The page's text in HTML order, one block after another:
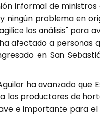
informal de
ningún problema en
los análisis" para
afectado a personas
en San
ha avanzado que
los productores de
e importante para